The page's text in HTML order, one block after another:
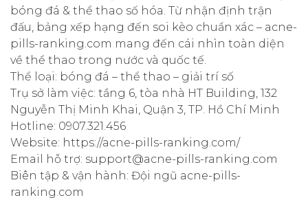
bóng đá & thể thao số hóa. Từ nhận định trận
đấu, bảng xếp hạng đến soi kèo chuẩn xác – acne-
pills-ranking.com mang đến cái nhìn toàn diện
về thể thao trong nước và quốc tế.
Thể loại: bóng đá – thể thao – giải trí số
Trụ sở làm việc: tầng 6, tòa nhà HT Building, 132
Nguyễn Thị Minh Khai, Quận 3, TP. Hồ Chí Minh
Hotline: 0907.321.456
Website: https://acne-pills-ranking.com/
Email hỗ trợ: support@acne-pills-ranking.com
Biên tập & vận hành: Đội ngũ acne-pills-
ranking.com